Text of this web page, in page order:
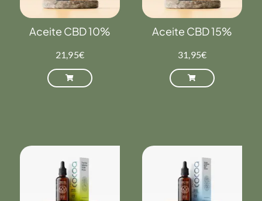
Aceite CBD 10%
21,95€
Aceite CBD 15%
31,95€